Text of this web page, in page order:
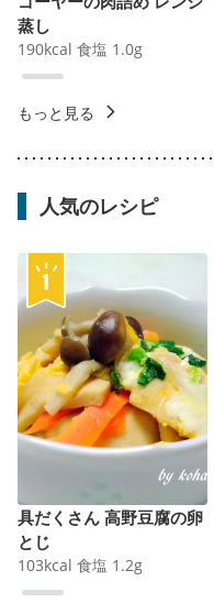
蒸し
190kcal 食塩 1.0g
もっと見る
人気のレシピ
具だくさん 高野豆腐の卵
とじ
103kcal 食塩 1.2g